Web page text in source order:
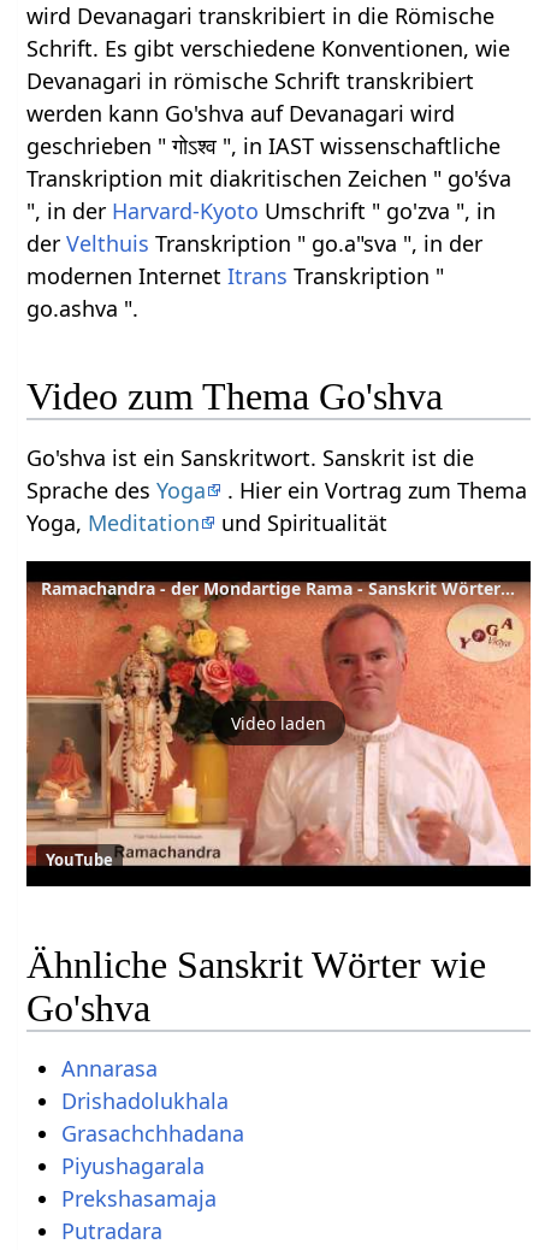
wird Devanagari transkribiert in die Römische
Schrift. Es gibt verschiedene Konventionen, wie
Devanagari in römische Schrift transkribiert
werden kann Go'shva auf Devanagari wird
geschrieben " गोऽश्व ", in IAST wissenschaftliche
Transkription mit diakritischen Zeichen " go'śva
", in der Harvard-Kyoto Umschrift " go'zva ", in
derVelthuis Transkription " go.a"sva ", in der
modernen InternetItrans Transkription "
go.ashva ".
Video zum Thema Go'shva
Go'shva ist ein Sanskritwort. Sanskrit ist die
Sprache desYoga
. Hier ein Vortrag zum Thema
Yoga, Meditation und Spiritualität
Ramachandra - der Mondartige Rama - Sanskrit Wörterbuch
Video laden
YouTube
Ähnliche Sanskrit Wörter wie
Go'shva
Annarasa
Drishadolukhala
Grasachchhadana
Piyushagarala
Prekshasamaja
Putradara